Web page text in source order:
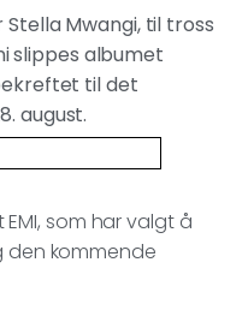
Mwangi, til tross
slippes albumet
til det
august.
som har valgt å
den kommende